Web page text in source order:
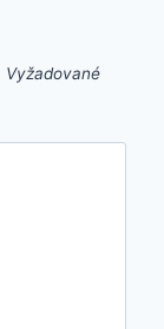
Vyžadované